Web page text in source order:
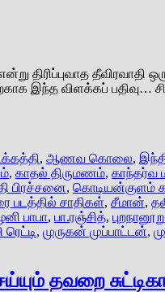
திரிப்புவாத தீவிரவாதி
இந்த விளக்கப் பதிவு…
, ஆணவ கொலை,
, காதல் திருமணம்,
பிரச்சனை, கொடியன்குளம்
படத்தில் சாதிகள், சீமான்,
பாபா, பா.ரஞ்சித், புறநானூறு
ரெட்டி, முருகன் முப்பாட்டன்,
தவறை